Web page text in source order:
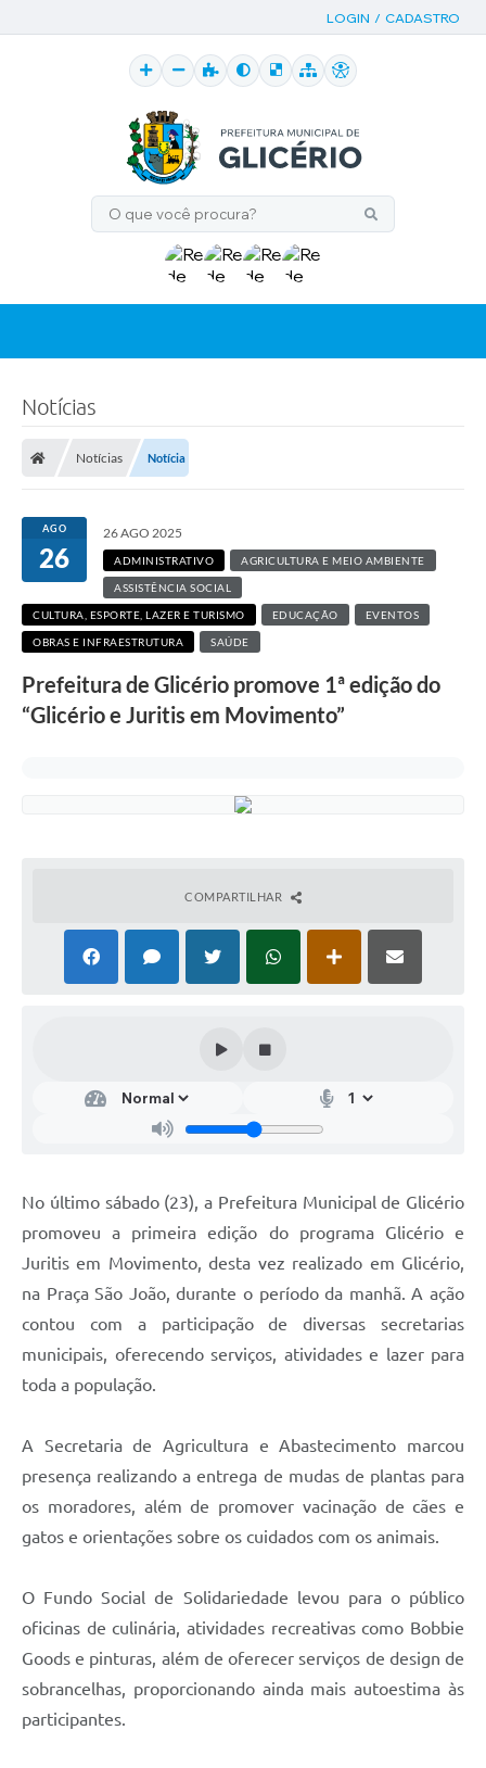
LOGIN / CADASTRO
Notícias
Notícias Notícia
AGO
26
26 AGO 2025
ADMINISTRATIVO AGRICULTURA E MEIO AMBIENTE
ASSISTÊNCIA SOCIAL
CULTURA, ESPORTE, LAZER E TURISMO EDUCAÇÃO EVENTOS
OBRAS E INFRAESTRUTURA SAÚDE
Prefeitura de Glicério promove 1ª edição do
“Glicério e Juritis em Movimento”
COMPARTILHAR
No último sábado (23), a Prefeitura Municipal de Glicério
promoveu a primeira edição do programa Glicério e
Juritis em Movimento, desta vez realizado em Glicério,
na Praça São João, durante o período da manhã. A ação
contou com a participação de diversas secretarias
municipais, oferecendo serviços, atividades e lazer para
toda a população.
A Secretaria de Agricultura e Abastecimento marcou
presença realizando a entrega de mudas de plantas para
os moradores, além de promover vacinação de cães e
gatos e orientações sobre os cuidados com os animais.
O Fundo Social de Solidariedade levou para o público
oficinas de culinária, atividades recreativas como Bobbie
Goods e pinturas, além de oferecer serviços de design de
sobrancelhas, proporcionando ainda mais autoestima às
participantes.